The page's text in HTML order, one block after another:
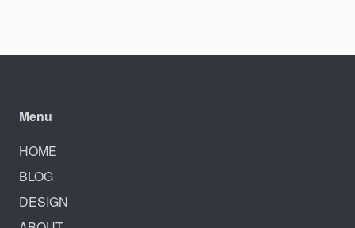
Menu
HOME
BLOG
DESIGN